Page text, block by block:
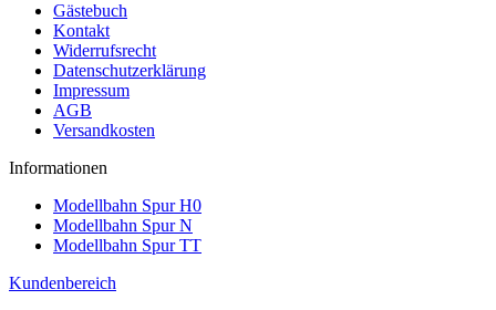
Gästebuch
Kontakt
Widerrufsrecht
Datenschutzerklärung
Impressum
AGB
Versandkosten
Informationen
Modellbahn Spur H0
Modellbahn Spur N
Modellbahn Spur TT
Kundenbereich